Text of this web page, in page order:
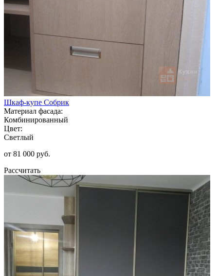
Шкаф-купе Собрик
Материал фасада:
Комбинированный
Цвет:
Светлый
от 81 000 руб.
Рассчитать